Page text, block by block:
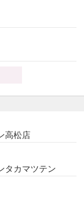
高松店
タカマツテン